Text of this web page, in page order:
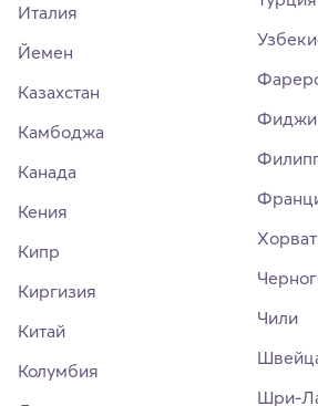
Италия
Йемен
Казахстан
Камбоджа
Канада
Кения
Кипр
Киргизия
Китай
Колумбия
Фиджи
Чили
Шри-